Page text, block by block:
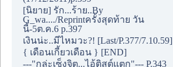
[นิยาย] รัก...ร้าย..By
G_wa..../Reprintครั้งสุดท้าย วัน
นี้-5ต.ค.6 p.397
เงินน่ะ..มีไหมวะ?! [Last/P.377/7.10.59]
{ เดือนเกี้ยวเดือน } [END]
---"กูล่ะเซ็งจิต...ไอ้ติสต์แตก"--- P.343